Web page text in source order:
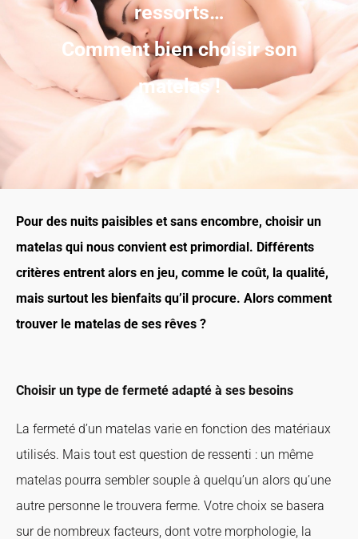
ressorts…
Comment bien choisir son
matelas !
Pour des nuits paisibles et sans encombre, choisir un
matelas qui nous convient est primordial. Différents
critères entrent alors en jeu, comme le coût, la qualité,
mais surtout les bienfaits qu’il procure. Alors comment
trouver le matelas de ses rêves ?
Choisir un type de fermeté adapté à ses besoins
La fermeté d’un matelas varie en fonction des matériaux
utilisés. Mais tout est question de ressenti : un même
matelas pourra sembler souple à quelqu’un alors qu’une
autre personne le trouvera ferme. Votre choix se basera
sur de nombreux facteurs, dont votre morphologie, la